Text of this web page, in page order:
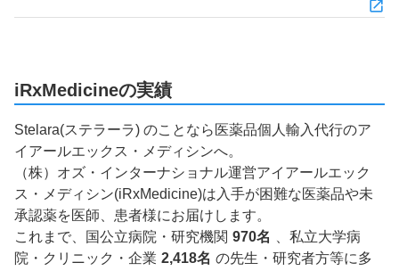
iRxMedicineの実績
Stelara(ステラーラ) のことなら医薬品個人輸入代行のア
イアールエックス・メディシンへ。
（株）オズ・インターナショナル運営アイアールエック
ス・メディシン(iRxMedicine)は入手が困難な医薬品や未
承認薬を医師、患者様にお届けします。
これまで、国公立病院・研究機関 970名
、私立大学病
院・クリニック・企業 2,418名 の先生・研究者方等に多